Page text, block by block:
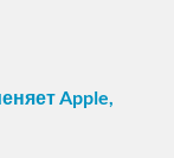
Apple,